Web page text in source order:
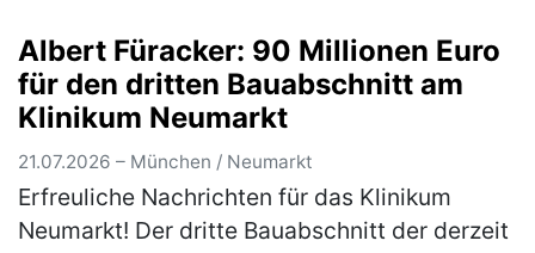
Getränken und jeder Menge M…(mehr)
Albert Füracker: 90 Millionen Euro
für den dritten Bauabschnitt am
Klinikum Neumarkt
21.07.2026 – München / Neumarkt
Erfreuliche Nachrichten für das Klinikum
Neumarkt! Der dritte Bauabschnitt der derzeit